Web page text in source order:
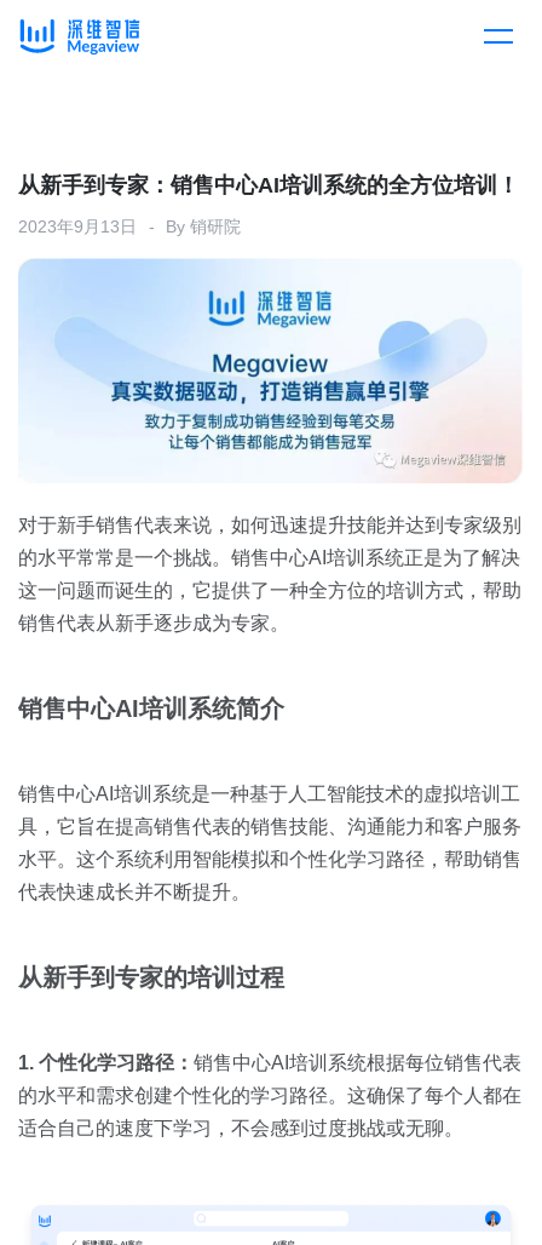
产品总览
产品集成
解决方案
按行业
消费医疗
房地产
金融
销售管理
按业务场景
客户案例
资源中心
全部
关于我们
从新手到专家：销售中心AI培训系统的全方位培训！
2023年9月13日 By 销研院
对于新手销售代表来说，如何迅速提升技能并达到专家级别
的水平常常是一个挑战。销售中心AI培训系统正是为了解决
这一问题而诞生的，它提供了一种全方位的培训方式，帮助
销售代表从新手逐步成为专家。
销售中心AI培训系统简介
销售中心AI培训系统是一种基于人工智能技术的虚拟培训工
具，它旨在提高销售代表的销售技能、沟通能力和客户服务
水平。这个系统利用智能模拟和个性化学习路径，帮助销售
代表快速成长并不断提升。
从新手到专家的培训过程
1. 个性化学习路径： 销售中心AI培训系统根据每位销售代表
的水平和需求创建个性化的学习路径。这确保了每个人都在
适合自己的速度下学习，不会感到过度挑战或无聊。